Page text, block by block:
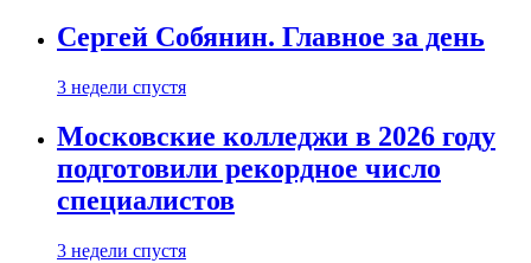
Сергей Собянин. Главное за день
3 недели спустя
Московские колледжи в 2026 году
подготовили рекордное число
специалистов
3 недели спустя